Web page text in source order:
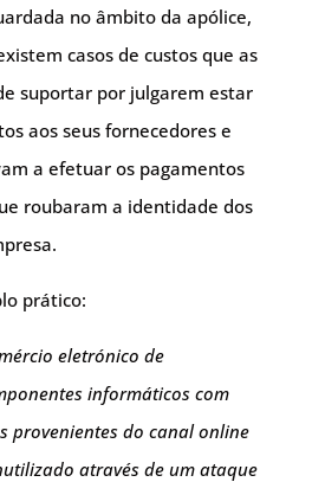
no âmbito da apólice,
casos de custos que as
suportar por julgarem estar
aos seus fornecedores e
a efetuar os pagamentos
roubaram a identidade dos
prático:
eletrónico de
informáticos com
provenientes do canal online
através de um ataque